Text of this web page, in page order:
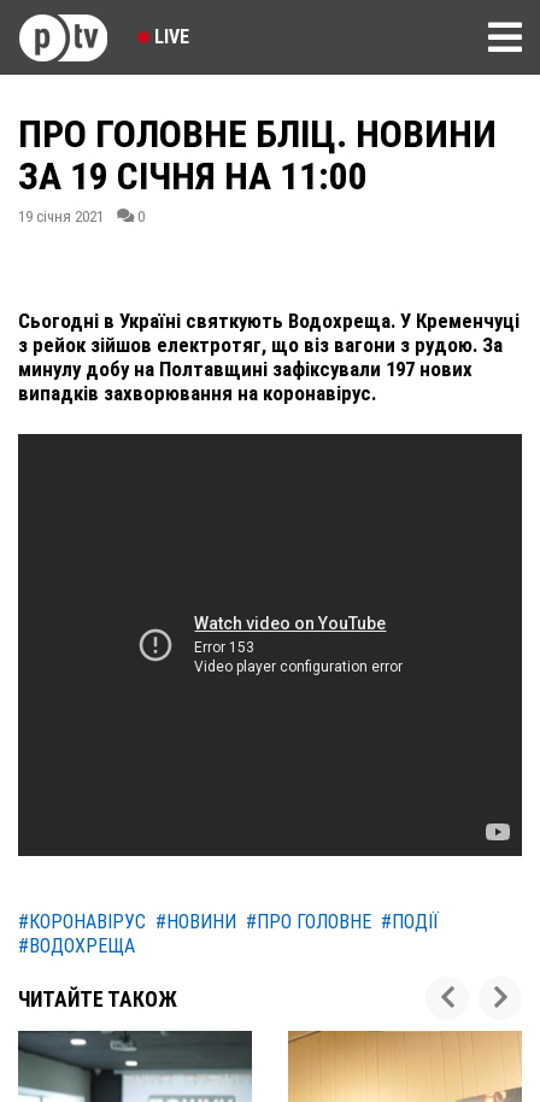
LIVE
ПРО ГОЛОВНЕ БЛІЦ. НОВИНИ
ЗА 19 СІЧНЯ НА 11:00
19 січня 2021 0
Сьогодні в Україні святкують Водохреща. У Кременчуці
з рейок зійшов електротяг, що віз вагони з рудою. За
минулу добу на Полтавщині зафіксували 197 нових
випадків захворювання на коронавірус.
#КОРОНАВІРУС #НОВИНИ #ПРО ГОЛОВНЕ #ПОДІЇ
#ВОДОХРЕЩА
ЧИТАЙТЕ ТАКОЖ